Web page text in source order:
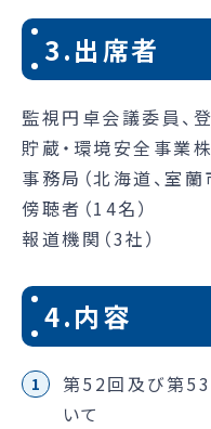
3.出席者
監視円卓会議委員、
貯蔵・環境安全事業
事務局（北海道、室蘭
傍聴者（14名）
報道機関（3社）
4.内容
第52回及び第
いて